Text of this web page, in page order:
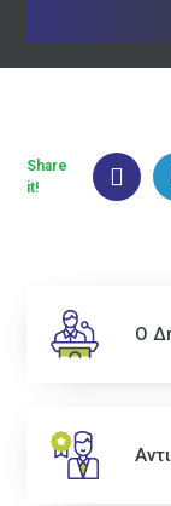
Share
it!
Ο